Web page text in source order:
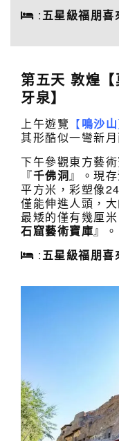
:五星級福朋喜
第五天 敦煌【
牙泉】
上午遊覽 【鳴沙山
其形酷似一彎新
下午參觀東方藝
『千佛洞』。現
平方米，彩塑像
僅能伸進人頭，
最矮的僅有幾厘
石窟藝術寶庫』。
:五星級福朋喜